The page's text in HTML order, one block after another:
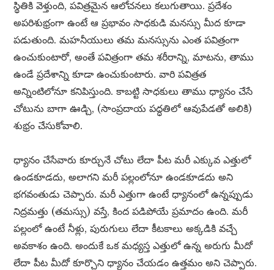
స్థితికి వెళ్తుంది, పవిత్రమైన ఆలోచనలు కలుగుతాయి. ప్రదేశం
అపరిశుభ్రంగా ఉంటే ఆ ప్రభావం సాధకుడి మనస్సు మీద కూడా
పడుతుంది. మహనీయులు తమ మనస్సును ఎంత పవిత్రంగా
ఉంచుకుంటారో, అంతే పవిత్రంగా తమ శరీరాన్ని, మాటను, తాము
ఉండే ప్రదేశాన్ని కూడా ఉంచుకుంటారు. వారి పవిత్రత
అన్నింటిలోనూ కనిపిస్తుంది. కాబట్టి సాధకులు తాము ధ్యానం చేసే
చోటును బాగా ఊడ్చి, (సాంప్రదాయ పద్ధతిలో ఆవుపేడతో అలికి)
శుభ్రం చేసుకోవాలి.
ధ్యానం చేసేవారు కూర్చునే చోటు లేదా పీట మరీ ఎక్కువ ఎత్తులో
ఉండకూడదు, అలాగని మరీ పల్లంలోనూ ఉండకూడదు అని
భగవంతుడు చెప్పారు. మరీ ఎత్తుగా ఉంటే ధ్యానంలో ఉన్నప్పుడు
నిద్రమత్తు (తమస్సు) వస్తే, కింద పడిపోయే ప్రమాదం ఉంది. మరీ
పల్లంలో ఉంటే నీళ్లు, పురుగులు లేదా కీటకాలు అక్కడికి వచ్చే
అవకాశం ఉంది. అందుకే ఒక మధ్యస్త ఎత్తులో ఉన్న అరుగు మీదో
లేదా పీట మీదో కూర్చొని ధ్యానం చేయడం ఉత్తమం అని చెప్పారు.